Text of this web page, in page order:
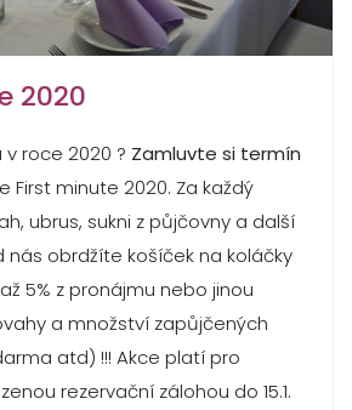
2020
roce 2020 ? Zamluvte si termín
First minute 2020. Za každý
ubrus, sukni z půjčovny a další
nás obrdžíte košíček na koláčky
5% z pronájmu nebo jinou
a množství zapůjčených
atd) !!! Akce platí pro
rezervační zálohou do 15.1.